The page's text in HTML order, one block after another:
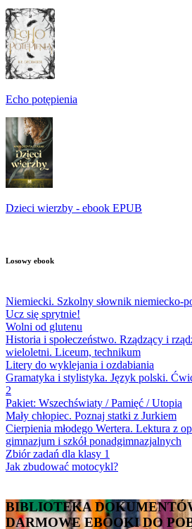
Echo potępienia
Dzieci wierzby - ebook EPUB
Losowy ebook
Niemiecki. Szkolny słownik niemiecko-
Ucz się sprytnie!
Wolni od glutenu
Historia i społeczeństwo. Rządzący i
wieloletni. Liceum, technikum
Litery do wyklejania i ozdabiania
Gramatyka i stylistyka. Język polski.
2
Pakiet: Wszechświaty / Pamięć / Utopia
Mały chłopiec. Poznaj statki z Jurkiem
Cierpienia młodego Wertera. Lektura z
gimnazjum i szkół ponadgimnazjalnych
Zbiór zadań dla klasy 1
Jak zbudować motocykl?
BIBLIOTEKA
DARMOWE EBOOKI DO